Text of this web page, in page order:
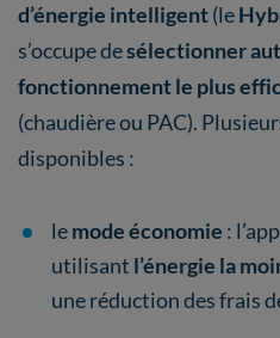
d’énergie intelligent(le
s’occupe desélectionner
fonctionnement le plus
(chaudière ou PAC).
disponibles :
lemode économie :
utilisant l’énergie la
une réduction des frais